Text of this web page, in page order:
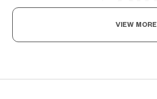
輕盈舒適，柔軟具彈性。
VIEW MORE